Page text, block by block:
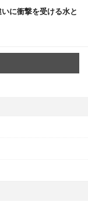
に衝撃を受ける水と